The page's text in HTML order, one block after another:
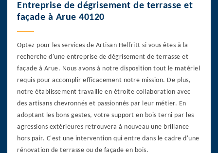
Entreprise de dégrisement de terrasse et
façade à Arue 40120
Optez pour les services de Artisan Helfritt si vous êtes à la
recherche d'une entreprise de dégrisement de terrasse et
façade à Arue. Nous avons à notre disposition tout le matériel
requis pour accomplir efficacement notre mission. De plus,
notre établissement travaille en étroite collaboration avec
des artisans chevronnés et passionnés par leur métier. En
adoptant les bons gestes, votre support en bois terni par les
agressions extérieures retrouvera à nouveau une brillance
hors pair. C'est une intervention qui entre dans le cadre d'une
rénovation de terrasse ou de façade en bois.